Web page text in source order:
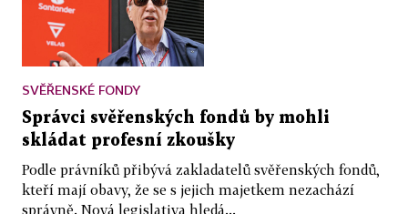
SVĚŘENSKÉ FONDY
Správci svěřenských fondů by mohli
skládat profesní zkoušky
Podle právníků přibývá zakladatelů svěřenských fondů,
kteří mají obavy, že se s jejich majetkem nezachází
správně. Nová legislativa hledá...